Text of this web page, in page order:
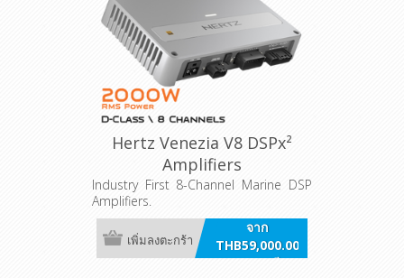
Hertz Venezia V8 DSPx²
Amplifiers
Industry First 8-Channel Marine DSP
Amplifiers.
จาก
THB59,000.00
รวมภาษี
เพิ่มลงตะกร้า